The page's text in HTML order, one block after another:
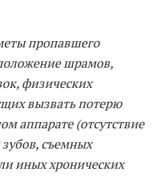
пропавшего
шрамов,
физических
вызвать потерю
аппарате (отсутствие
съемных
иных хронических